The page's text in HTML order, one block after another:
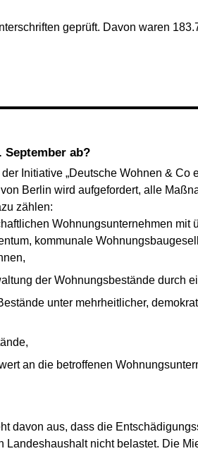
geprüft. Davon waren
September ab?
Initiative „Deutsche Wohnen & Co
Berlin wird aufgefordert, alle
zählen:
Wohnungsunternehmen mit
kommunale
der Wohnungsbestände durch
unter mehrheitlicher,
an die betroffenen
davon aus, dass die
nicht belastet. Die